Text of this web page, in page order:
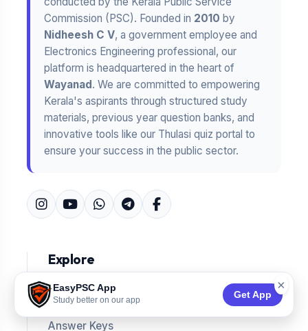
EasyPSC App
Study better on our app
Get App
×
Commission (PSC). Founded in 2010 by
Nidheesh C V, a government employee and
Electronics Engineering professional, our
platform is headquartered in the heart of
Wayanad . We are committed to empowering
Kerala's aspirants through structured study
materials, previous year question banks, and
innovative tools like our Thulasi quiz portal to
ensure your success in the public sector.
Explore
About Us
Answer Keys